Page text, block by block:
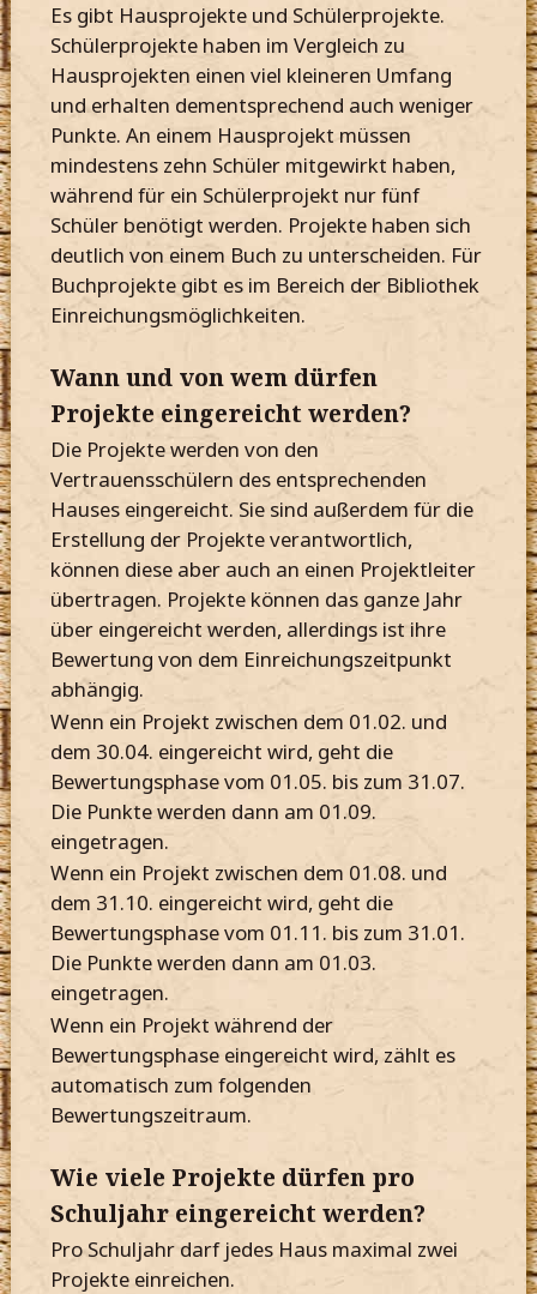
Es gibt Hausprojekte und Schülerprojekte.
Schülerprojekte haben im Vergleich zu
Hausprojekten einen viel kleineren Umfang
und erhalten dementsprechend auch weniger
Punkte. An einem Hausprojekt müssen
mindestens zehn Schüler mitgewirkt haben,
während für ein Schülerprojekt nur fünf
Schüler benötigt werden. Projekte haben sich
deutlich von einem Buch zu unterscheiden. Für
Buchprojekte gibt es im Bereich der Bibliothek
Einreichungsmöglichkeiten.
Wann und von wem dürfen
Projekte eingereicht werden?
Die Projekte werden von den
Vertrauensschülern des entsprechenden
Hauses eingereicht. Sie sind außerdem für die
Erstellung der Projekte verantwortlich,
können diese aber auch an einen Projektleiter
übertragen. Projekte können das ganze Jahr
über eingereicht werden, allerdings ist ihre
Bewertung von dem Einreichungszeitpunkt
abhängig.
Wenn ein Projekt zwischen dem 01.02. und
dem 30.04. eingereicht wird, geht die
Bewertungsphase vom 01.05. bis zum 31.07.
Die Punkte werden dann am 01.09.
eingetragen.
Wenn ein Projekt zwischen dem 01.08. und
dem 31.10. eingereicht wird, geht die
Bewertungsphase vom 01.11. bis zum 31.01.
Die Punkte werden dann am 01.03.
eingetragen.
Wenn ein Projekt während der
Bewertungsphase eingereicht wird, zählt es
automatisch zum folgenden
Bewertungszeitraum.
Wie viele Projekte dürfen pro
Schuljahr eingereicht werden?
Pro Schuljahr darf jedes Haus maximal zwei
Projekte einreichen.